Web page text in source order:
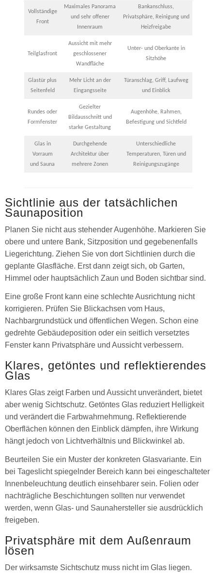
Vollständige
Front
Maximales Panorama
und sehr offener
Innenraum
Bankanschluss,
Privatsphäre, Reinigung und
Heizfreigabe
Teilglasfront
Aussicht mit mehr
geschlossener
Wandfläche
Unter- und Oberkante in
Sitzhöhe
Glastür plus
Seitenfeld
Mehr Licht an der
Eingangsseite
Türanschlag, Griff, Laufweg
und Einblick
Rundes oder
Formfenster
Gezielter
Bildausschnitt und
starke Gestaltung
Augenhöhe, Rahmen,
Befestigung und Sichtfeld
Glas in
Vorraum
und Sauna
Durchgehende
Architektur über
mehrere Zonen
Unterschiedliche
Temperaturen, Türen und
Reinigungszugänge
Sichtlinie aus der tatsächlichen
Saunaposition
Planen Sie nicht aus stehender Augenhöhe. Markieren Sie
obere und untere Bank, Sitzposition und gegebenenfalls
Liegerichtung. Ziehen Sie von dort Sichtlinien durch die
geplante Glasfläche. Erst dann zeigt sich, ob Garten,
Himmel oder hauptsächlich Zaun und Boden sichtbar sind.
Eine große Front kann eine schlechte Ausrichtung nicht
korrigieren. Prüfen Sie Blickachsen vom Haus,
Nachbargrundstück und öffentlichen Wegen. Schon eine
gedrehte Gebäudeposition oder ein seitlich versetztes
Fenster kann Privatsphäre und Aussicht verbessern.
Klares, getöntes und reflektierendes
Glas
Klares Glas zeigt Farben und Aussicht unverändert, bietet
aber wenig Sichtschutz. Getöntes Glas reduziert Helligkeit
und verändert die Farbwahrnehmung. Reflektierende
Oberflächen können den Einblick dämpfen, ihre Wirkung
hängt jedoch von Lichtverhältnis und Blickwinkel ab.
Beurteilen Sie ein Muster der konkreten Glasvariante. Ein
bei Tageslicht spiegelnder Bereich kann bei eingeschalteter
Innenbeleuchtung deutlich einsehbarer sein. Folien oder
nachträgliche Beschichtungen sollten nur verwendet
werden, wenn Glas- und Saunahersteller sie ausdrücklich
freigeben.
Privatsphäre mit dem Außenraum
lösen
Der wirksamste Sichtschutz muss nicht im Glas liegen.